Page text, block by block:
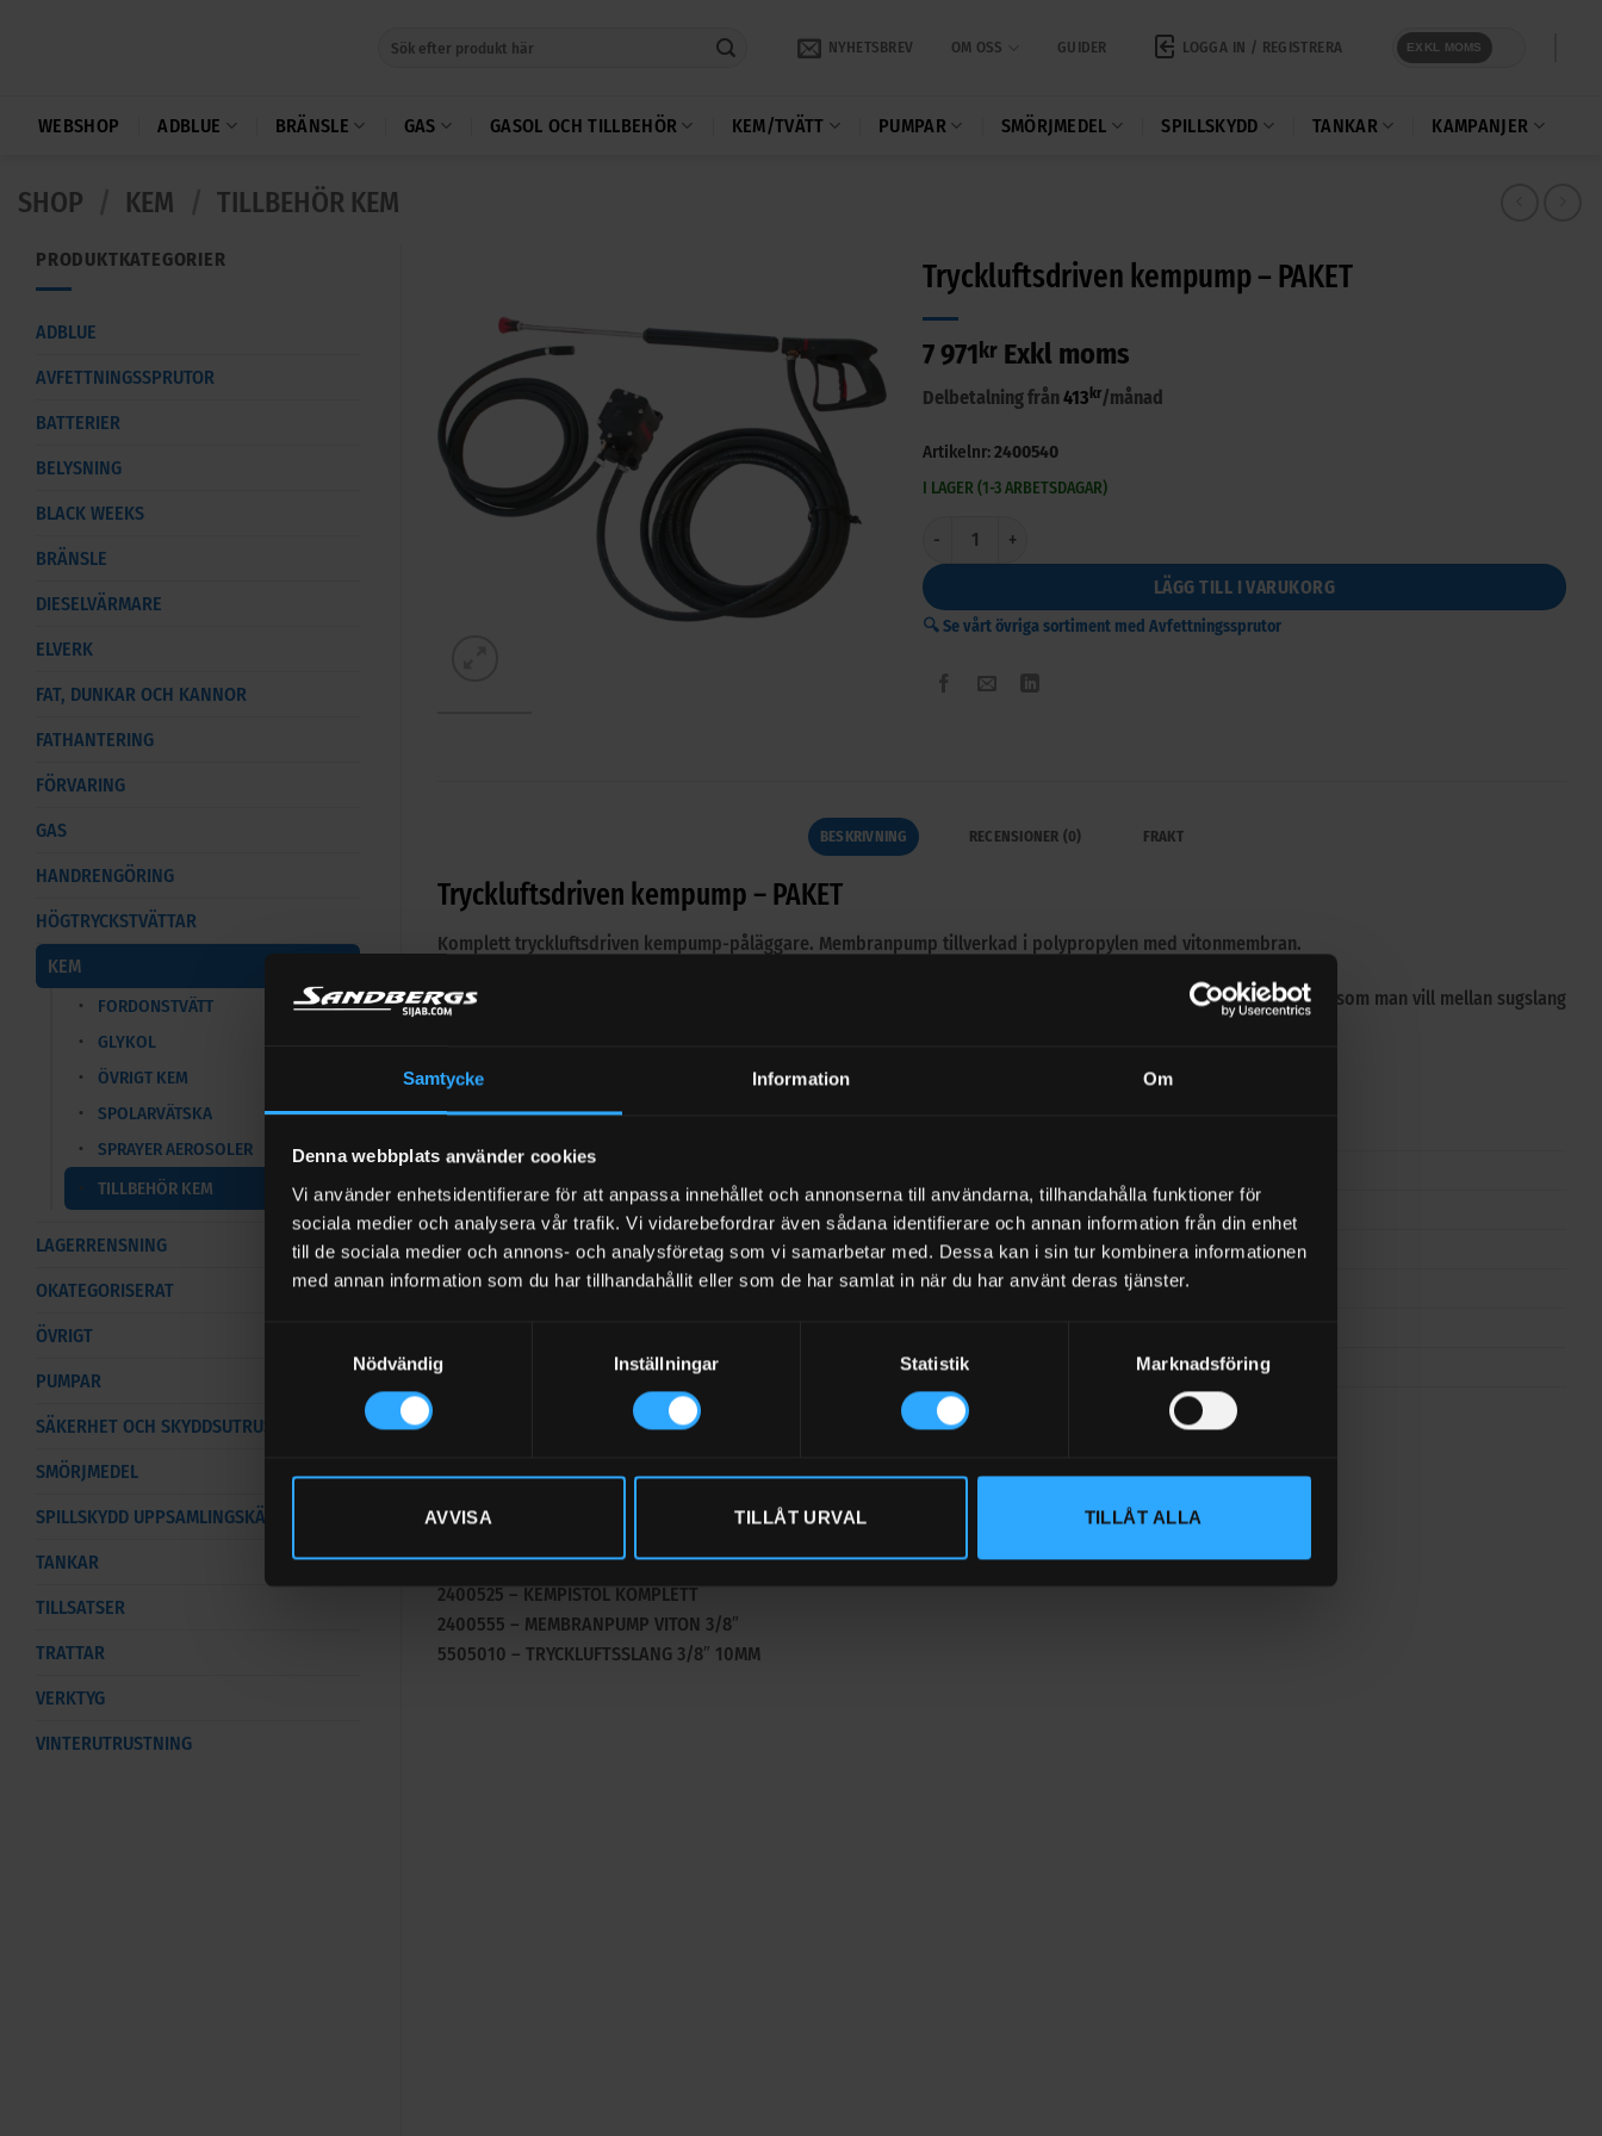
Samtycke Information Om
Denna webbplats använder cookies
Vi använder enhetsidentifierare för att anpassa innehållet och annonserna till användarna, tillhandahålla funktioner för
sociala medier och analysera vår trafik. Vi vidarebefordrar även sådana identifierare och annan information från din enhet
till de sociala medier och annons- och analysföretag som vi samarbetar med. Dessa kan i sin tur kombinera informationen
med annan information som du har tillhandahållit eller som de har samlat in när du har använt deras tjänster.
Nödvändig
Inställningar Statistik Marknadsföring
AVVISA TILLÅT URVAL TILLÅT ALLA
NYHETSBREV OM OSS GUIDER LOGGA IN / REGISTRERA EXKL MOMS
WEBSHOP ADBLUE BRÄNSLE GAS GASOL OCH TILLBEHÖR KEM/TVÄTT PUMPAR SMÖRJMEDEL SPILLSKYDD TANKAR KAMPANJER
SHOP KEM TILLBEHÖR KEM
PRODUKTKATEGORIER
ADBLUE
AVFETTNINGSSPRUTOR
BATTERIER
BELYSNING
BLACK WEEKS
BRÄNSLE
DIESELVÄRMARE
ELVERK
FAT, DUNKAR OCH KANNOR
FATHANTERING
FÖRVARING
GAS
HANDRENGÖRING
HÖGTRYCKSTVÄTTAR
KEM
FORDONSTVÄTT
GLYKOL
ÖVRIGT KEM
SPOLARVÄTSKA
SPRAYER AEROSOLER
TILLBEHÖR KEM
LAGERRENSNING
OKATEGORISERAT
ÖVRIGT
PUMPAR
SÄKERHET OCH SKYDDSUTRUSTNING
SMÖRJMEDEL
SPILLSKYDD UPPSAMLINGSKÄRL
TANKAR
TILLSATSER
TRATTAR
VERKTYG
VINTERUTRUSTNING
Tryckluftsdriven kempump – PAKET
7 971 kr Exkl moms
Delbetalning från413 kr/månad
Artikelnr:2400540
I LAGER (1-3 ARBETSDAGAR)
Tryckluftsdriven kempump - PAKET mängd
LÄGG TILL I VARUKORG
🔍 Se vårt övriga sortiment med Avfettningssprutor
BESKRIVNING RECENSIONER (0) FRAKT
Tryckluftsdriven kempump – PAKET
Komplett tryckluftsdriven kempump-påläggare. Membranpump tillverkad i polypropylen med vitonmembran.
Levereras komplett med 600 mm pistolhandtag, sugfilter, slangkopplingar och 13 meter slang vilket kan fördelas som man vill mellan sugslang
Specifikationer
Kapacitet l/min
Luftanslutning slang tum
Min lufttryck bar
1,38
Luftförbrukning
Max tryck bar
6
Reservdelar
1600832 – KEMIKALIEFILTER ST-31R
2400525 – KEMPISTOL KOMPLETT
2400555 – MEMBRANPUMP VITON 3/8″
5505010 – TRYCKLUFTSSLANG 3/8″ 10MM